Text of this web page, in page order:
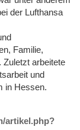
der Lufthansa
Familie,
Zuletzt arbeitete
und
in Hessen.
artikel.php?